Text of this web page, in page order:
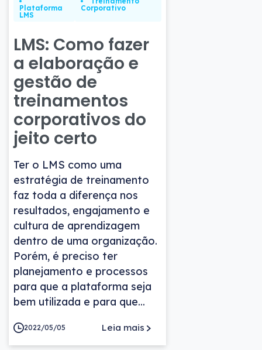
Plataforma
LMS
Corporativo
LMS: Como fazer
a elaboração e
gestão de
treinamentos
corporativos do
jeito certo
Ter o LMS como uma
estratégia de treinamento
faz toda a diferença nos
resultados, engajamento e
cultura de aprendizagem
dentro de uma organização.
Porém, é preciso ter
planejamento e processos
para que a plataforma seja
bem utilizada e para que...
2022/05/05 Leia mais